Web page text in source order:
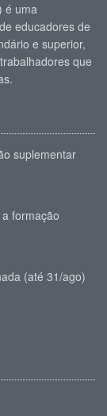
é uma
educadores de
e superior,
que
suplementar
formação
(até 31/ago)